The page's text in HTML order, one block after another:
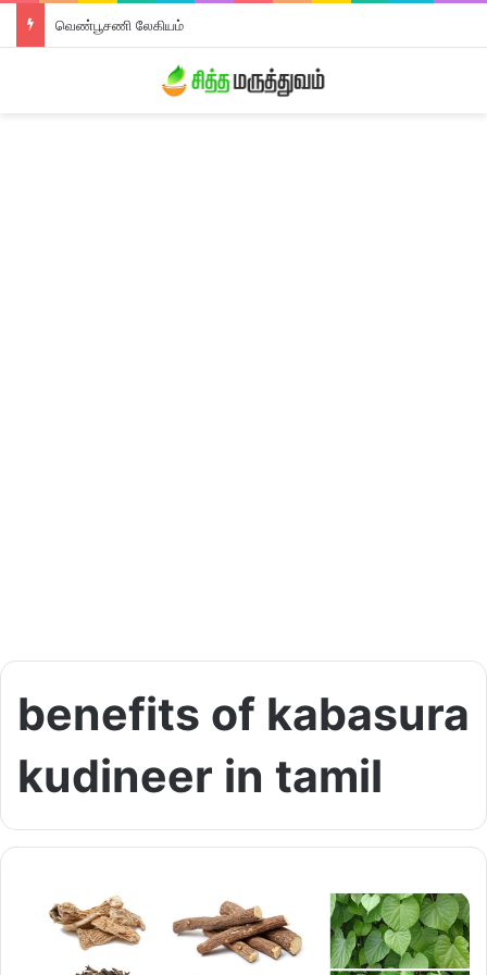
வெண்பூசணி லேகியம்
benefits of kabasura
kudineer in tamil